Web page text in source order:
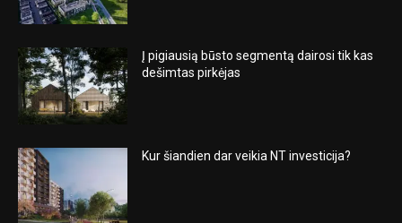
Į pigiausią būsto segmentą dairosi tik kas
dešimtas pirkėjas
Kur šiandien dar veikia NT investicija?